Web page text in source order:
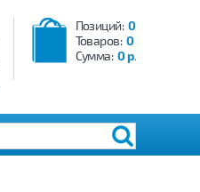
Позиций: 0
Товаров: 0
Сумма: 0 р.